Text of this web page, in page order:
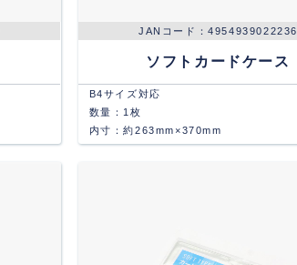
4954939022236
ソフトカードケース
B4サイズ対応
数量：1枚
内寸：約263mm×370mm